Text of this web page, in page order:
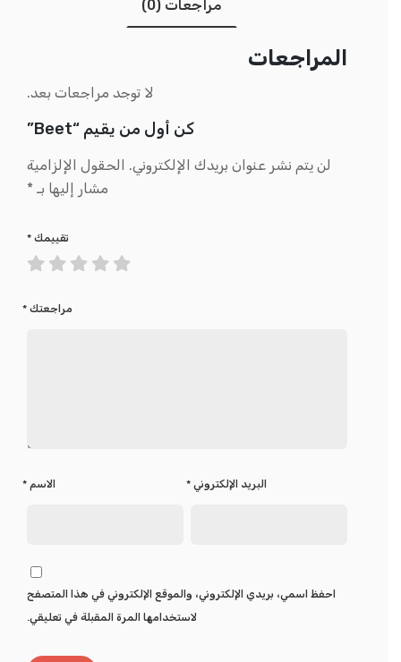
مراجعات (0)
المراجعات
لا توجد مراجعات بعد.
كن أول من يقيم “Beet”
لن يتم نشر عنوان بريدك الإلكتروني. الحقول الإلزامية
مشار إليها بـ *
تقييمك *
مراجعتك *
الاسم * البريد الإلكتروني*
احفظ اسمي، بريدي الإلكتروني، والموقع الإلكتروني في هذا المتصفح
لاستخدامها المرة المقبلة في تعليقي.